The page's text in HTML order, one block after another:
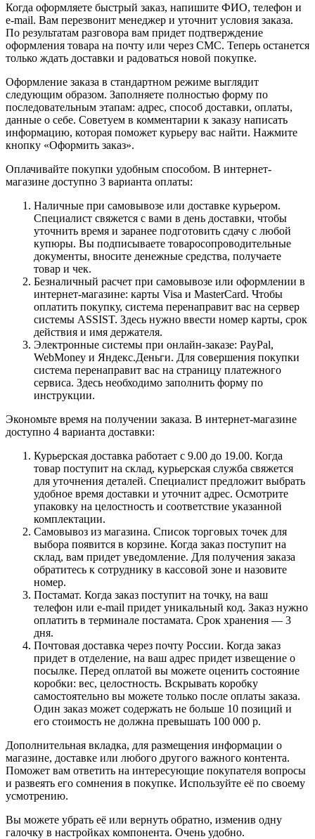
Когда оформляете быстрый заказ, напишите ФИО, телефон и
e-mail. Вам перезвонит менеджер и уточнит условия заказа.
По результатам разговора вам придет подтверждение
оформления товара на почту или через СМС. Теперь останется
только ждать доставки и радоваться новой покупке.
Оформление заказа в стандартном режиме выглядит
следующим образом. Заполняете полностью форму по
последовательным этапам: адрес, способ доставки, оплаты,
данные о себе. Советуем в комментарии к заказу написать
информацию, которая поможет курьеру вас найти. Нажмите
кнопку «Оформить заказ».
Оплачивайте покупки удобным способом. В интернет-
магазине доступно 3 варианта оплаты:
Наличные при самовывозе или доставке курьером.
Специалист свяжется с вами в день доставки, чтобы
уточнить время и заранее подготовить сдачу с любой
купюры. Вы подписываете товаросопроводительные
документы, вносите денежные средства, получаете
товар и чек.
Безналичный расчет при самовывозе или оформлении в
интернет-магазине: карты Visa и MasterCard. Чтобы
оплатить покупку, система перенаправит вас на сервер
системы ASSIST. Здесь нужно ввести номер карты, срок
действия и имя держателя.
Электронные системы при онлайн-заказе: PayPal,
WebMoney и Яндекс.Деньги. Для совершения покупки
система перенаправит вас на страницу платежного
сервиса. Здесь необходимо заполнить форму по
инструкции.
Экономьте время на получении заказа. В интернет-магазине
доступно 4 варианта доставки:
Курьерская доставка работает с 9.00 до 19.00. Когда
товар поступит на склад, курьерская служба свяжется
для уточнения деталей. Специалист предложит выбрать
удобное время доставки и уточнит адрес. Осмотрите
упаковку на целостность и соответствие указанной
комплектации.
Самовывоз из магазина. Список торговых точек для
выбора появится в корзине. Когда заказ поступит на
склад, вам придет уведомление. Для получения заказа
обратитесь к сотруднику в кассовой зоне и назовите
номер.
Постамат. Когда заказ поступит на точку, на ваш
телефон или e-mail придет уникальный код. Заказ нужно
оплатить в терминале постамата. Срок хранения — 3
дня.
Почтовая доставка через почту России. Когда заказ
придет в отделение, на ваш адрес придет извещение о
посылке. Перед оплатой вы можете оценить состояние
коробки: вес, целостность. Вскрывать коробку
самостоятельно вы можете только после оплаты заказа.
Один заказ может содержать не больше 10 позиций и
его стоимость не должна превышать 100 000 р.
Дополнительная вкладка, для размещения информации о
магазине, доставке или любого другого важного контента.
Поможет вам ответить на интересующие покупателя вопросы
и развеять его сомнения в покупке. Используйте её по своему
усмотрению.
Вы можете убрать её или вернуть обратно, изменив одну
галочку в настройках компонента. Очень удобно.